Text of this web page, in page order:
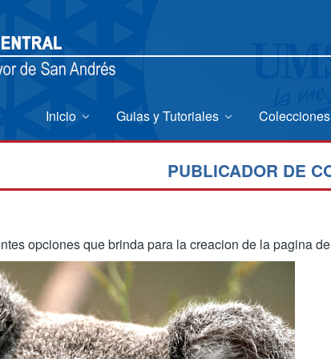
Inicio Guias y Tutoriales
PUBLICADOR DE
opciones que brinda para la creacion de la pagina